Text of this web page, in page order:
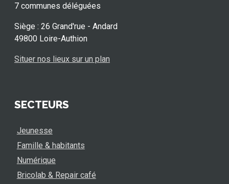
7 communes déléguées
Siège : 26 Grand'rue - Andard
49800 Loire-Authion
Situer nos lieux sur un plan
SECTEURS
Jeunesse
Famille & habitants
Numérique
Bricolab & Repair café